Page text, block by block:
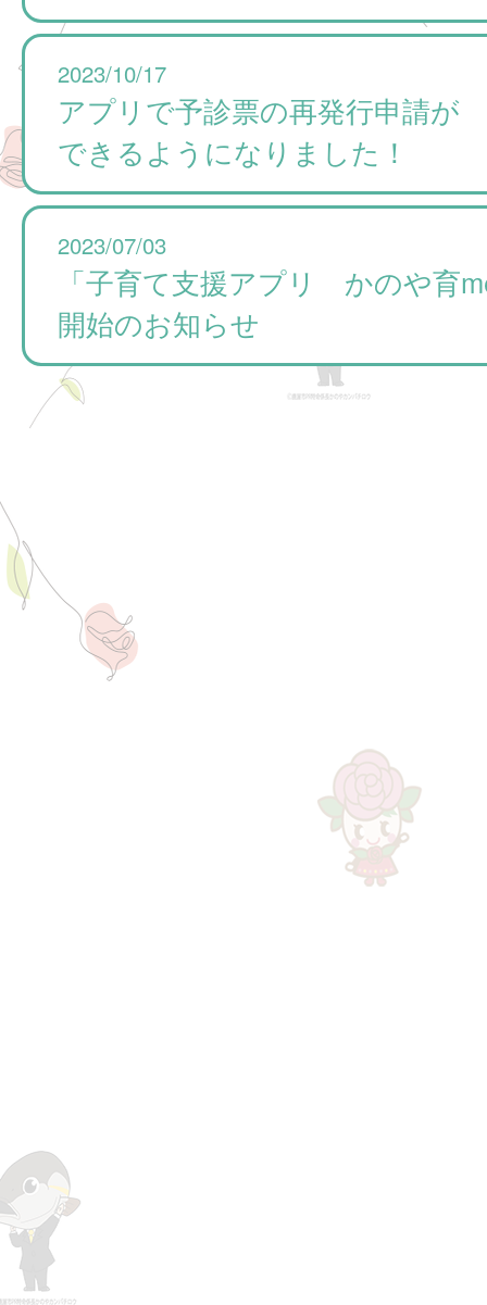
2023/10/17
アプリで予診票の再発行申請が
できるようになりました！
2023/07/03
「子育て支援アプリ かのや育
開始のお知らせ